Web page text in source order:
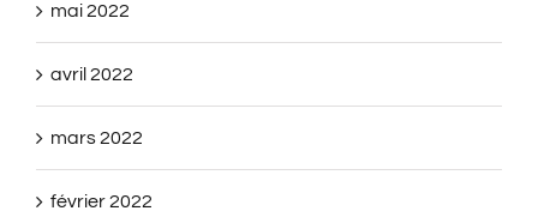
mai 2022
avril 2022
mars 2022
février 2022